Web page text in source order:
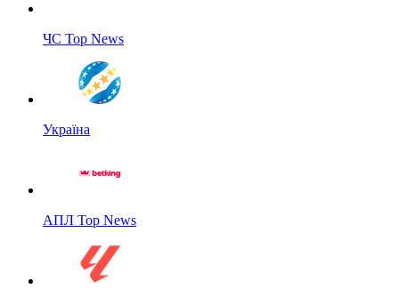
ЧС Top News
Україна
АПЛ Top News